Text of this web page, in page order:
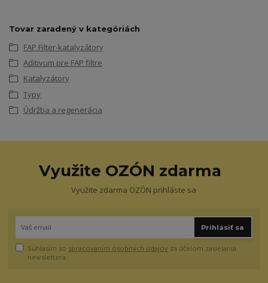
Tovar zaradený v kategóriách
FAP Filter-katalyzátory
Aditivum pre FAP filtre
Katalyzátory
Typy
Údržba a regenerácia
Využite OZÓN zdarma
Využite zdarma OZÓN prihláste sa
Prihlásiť sa
Súhlasím so spracovaním osobných údajov za účelom zasielania
newslettera.